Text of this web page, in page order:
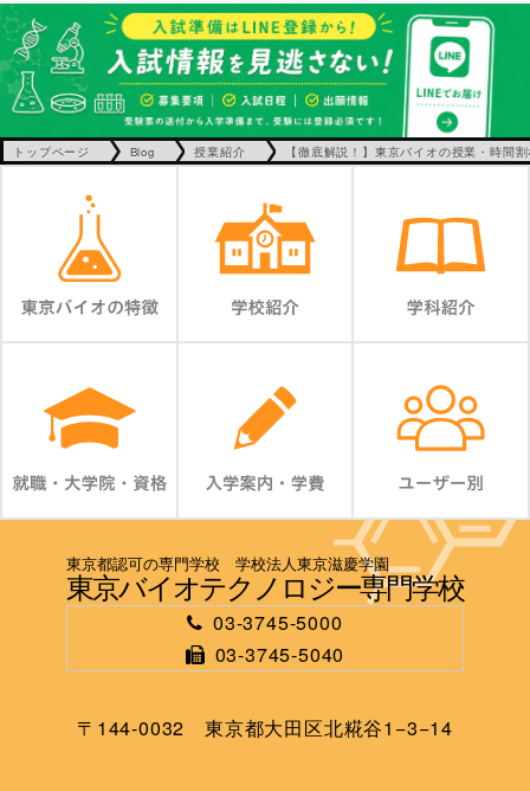
トップページ Blog 授業紹介 【徹底解説！】東京バイオの授業・時間
東京都認可の専門学校 学校法人東京滋慶学園
東京バイオテクノロジー専門学校
03-3745-5000
03-3745-5040
〒144-0032 東京都大田区北糀谷1−3−14